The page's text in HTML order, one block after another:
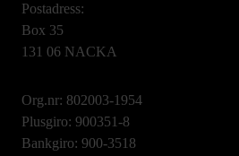
Postadress:
Box 35
131 06 NACKA
Org.nr: 802003-1954
Plusgiro: 900351-8
Bankgiro: 900-3518